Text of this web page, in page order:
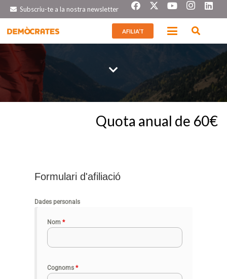
Subscriu-te a la nostra newsletter
AFILIA’T
Quota anual de 60€
Formulari d'afiliació
Dades personals
Nom *
Cognoms *